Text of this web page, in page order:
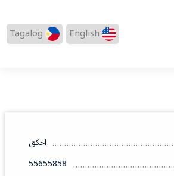
English
Tagalog
احكق
55655858